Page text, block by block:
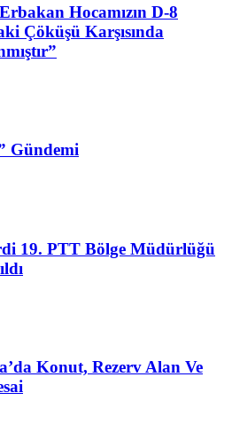
Hocamızın D-8
Çöküşü Karşısında
Gündemi
19. PTT Bölge Müdürlüğü
Konut, Rezerv Alan Ve